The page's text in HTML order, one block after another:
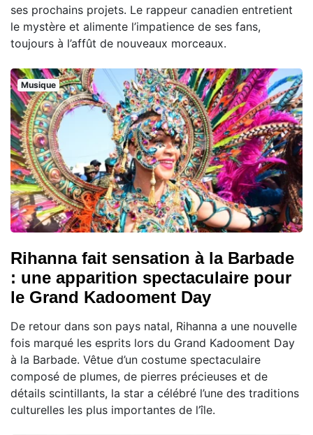
ses prochains projets. Le rappeur canadien entretient
le mystère et alimente l’impatience de ses fans,
toujours à l’affût de nouveaux morceaux.
Musique
Rihanna fait sensation à la Barbade
: une apparition spectaculaire pour
le Grand Kadooment Day
De retour dans son pays natal, Rihanna a une nouvelle
fois marqué les esprits lors du Grand Kadooment Day
à la Barbade. Vêtue d’un costume spectaculaire
composé de plumes, de pierres précieuses et de
détails scintillants, la star a célébré l’une des traditions
culturelles les plus importantes de l’île.